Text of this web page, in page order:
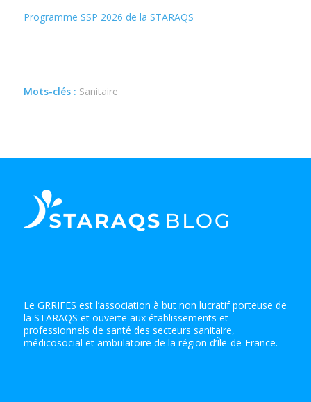
Programme SSP 2026 de la STARAQS
Mots-clés : Sanitaire
Le GRRIFES est l’association à but non lucratif porteuse de
la STARAQS et ouverte aux établissements et
professionnels de santé des secteurs sanitaire,
médicosocial et ambulatoire de la région d’Île-de-France.